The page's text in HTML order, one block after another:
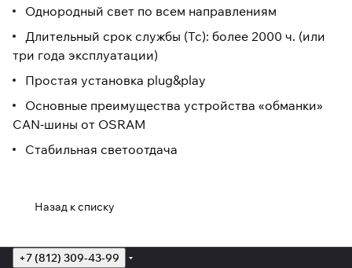
Однородный свет по всем направлениям
Длительный срок службы (Тс): более 2000 ч. (или
три года эксплуатации)
Простая установка plug&play
Основные преимущества устройства «обманки»
CAN-шины от OSRAM
Стабильная светоотдача
Назад к списку
+7 (812) 309-43-99